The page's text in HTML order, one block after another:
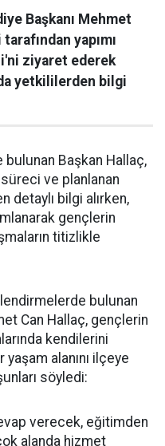
Başkanı Mehmet
yapımı
ziyaret ederek
yetkililerden bilgi
bulunan Başkan Hallaç,
ve planlanan
detaylı bilgi alırken,
gençlerin
titizlikle
bulunan
Can Hallaç, gençlerin
kendilerini
alanını ilçeye
söyledi:
verecek, eğitimden
alanda hizmet